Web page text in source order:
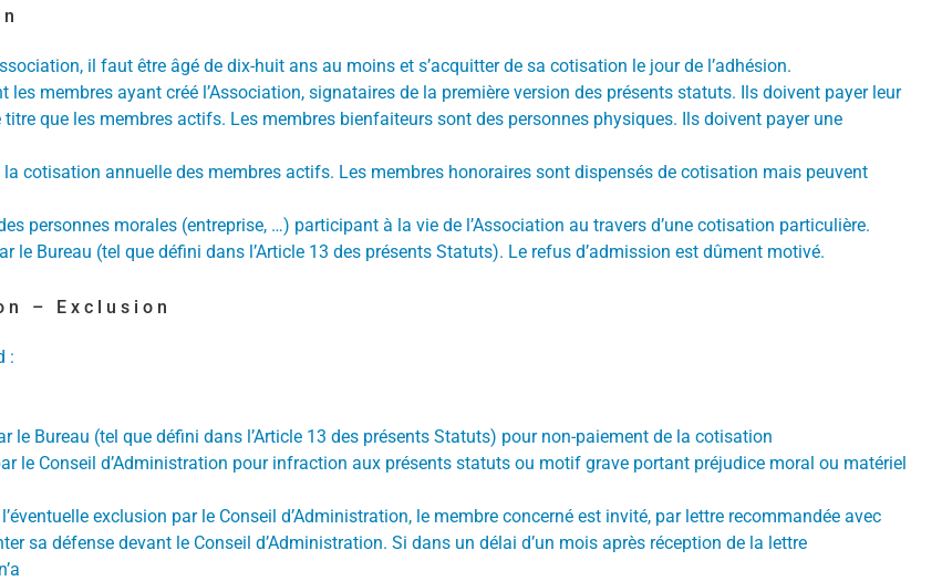
il faut être âgé de dix-huit ans au moins et s’acquitter de sa cotisation le jour de l’adhésion.
les membres ayant créé l’Association, signataires de la première version des présents statuts. Ils doivent payer leur
que les membres actifs. Les membres bienfaiteurs sont des personnes physiques. Ils doivent payer une
cotisation annuelle des membres actifs. Les membres honoraires sont dispensés de cotisation mais peuvent
personnes morales (entreprise, …) participant à la vie de l’Association au travers d’une cotisation particulière.
le Bureau (tel que défini dans l’Article 13 des présents Statuts). Le refus d’admission est dûment motivé.
– Exclusion
:
le Bureau (tel que défini dans l’Article 13 des présents Statuts) pour non-paiement de la cotisation
le Conseil d’Administration pour infraction aux présents statuts ou motif grave portant préjudice moral ou matériel
exclusion par le Conseil d’Administration, le membre concerné est invité, par lettre recommandée avec
sa défense devant le Conseil d’Administration. Si dans un délai d’un mois après réception de la lettre